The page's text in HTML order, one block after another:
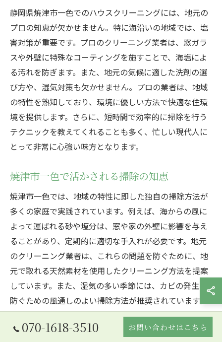
静岡県焼津市一色でのハウスクリーニングには、地元の
プロの知恵が欠かせません。特に海沿いの地域では、塩
害対策が重要です。プロのクリーニング業者は、窓ガラ
スや外壁に特殊なコーティングを施すことで、海塩によ
る汚れを防ぎます。また、地元の気候に適した洗剤の選
び方や、湿気対策も欠かせません。プロの業者は、地域
の特性を熟知しており、環境に優しい方法で快適な住環
境を提供します。さらに、短時間で効率的に掃除を行う
テクニックを教えてくれることも多く、忙しい現代人に
とって非常に心強い味方となります。
焼津市一色で活かされる掃除の知恵
焼津市一色では、地域の特性に即した独自の掃除方法が
多くの家庭で実践されています。例えば、海からの風に
よって運ばれる砂や塩分は、窓や家の外壁に影響を与え
ることがあり、定期的に適切な手入れが必要です。地元
のクリーニング業者は、これらの問題を防ぐために、地
元で取れる天然素材を使用したクリーニング方法を提案
しています。また、湿気の多い季節には、カビの発生を
防ぐための風通しのよい掃除方法が推奨されています。
こうした地元の知恵を活かすことで、住まいを常に清潔
で快適な状態に保つことができます。
070-1618-3510 お問い合わせはこちら